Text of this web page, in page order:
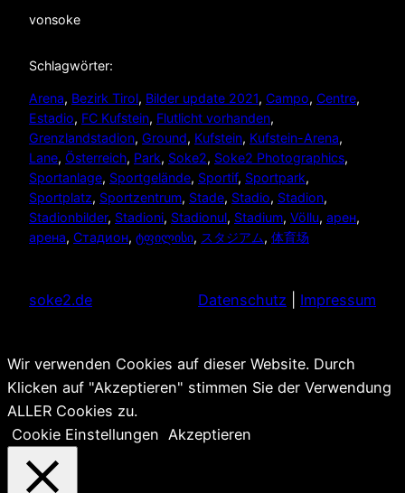
vonsoke
Schlagwörter:
Arena, Bezirk Tirol, Bilder update 2021, Campo, Centre
Estadio, FC Kufstein, Flutlicht vorhanden
Grenzlandstadion, Ground, Kufstein, Kufstein-Arena
Lane, Österreich, Park, Soke2, Soke2 Photographics
Sportanlage, Sportgelände, Sportif, Sportpark
Sportplatz, Sportzentrum, Stade, Stadio, Stadion
Stadionbilder, Stadioni, Stadionul, Stadium, Völlu, арен
арена, Стадион, ტფილისი, スタジアム, 体育场
soke2.de Datenschutz Impressum
Wir verwenden Cookies auf dieser Website. Durch
Klicken auf "Akzeptieren" stimmen Sie der Verwendung
ALLER Cookies zu.
Cookie Einstellungen Akzeptieren